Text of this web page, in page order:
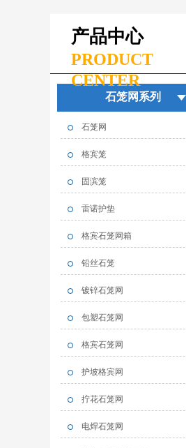
产品中心
PRODUCT
CENTER
石笼网系列
石笼网
格宾笼
固滨笼
雷诺护垫
格宾石笼网箱
铅丝石笼
镀锌石笼网
包塑石笼网
格宾石笼网
护坡格宾网
拧花石笼网
电焊石笼网